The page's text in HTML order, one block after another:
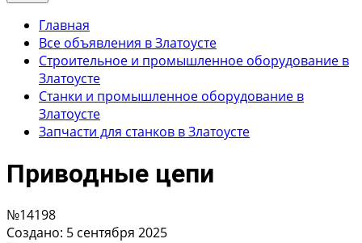
Главная
Все объявления в Златоусте
Строительное и промышленное оборудование в
Златоусте
Станки и промышленное оборудование в
Златоусте
Запчасти для станков в Златоусте
Приводные цепи
№14198
Создано: 5 сентября 2025